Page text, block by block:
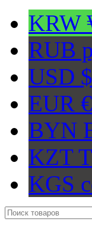
RUB
USD $
EUR €
BYN
KZT T
KGS